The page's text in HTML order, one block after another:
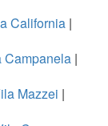
California |
Campanela |
Mazzei |